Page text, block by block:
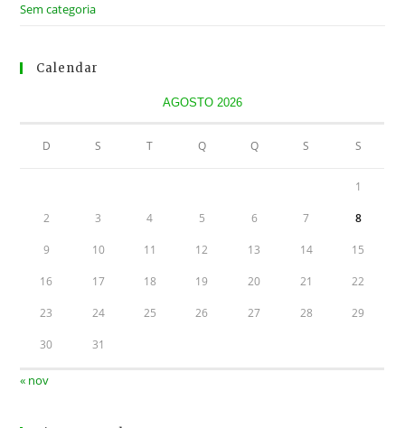
Sem categoria
Calendar
AGOSTO 2026
D S T Q Q S S
1
2 3 4 5 6 7 8
9 10 11 12 13 14 15
16 17 18 19 20 21 22
23 24 25 26 27 28 29
30 31
« nov